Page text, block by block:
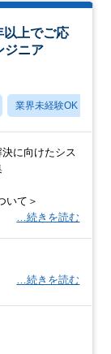
以上でご応
ジニア
業界未経験OK
に向けたシス
いて＞
…続きを読む
…続きを読む